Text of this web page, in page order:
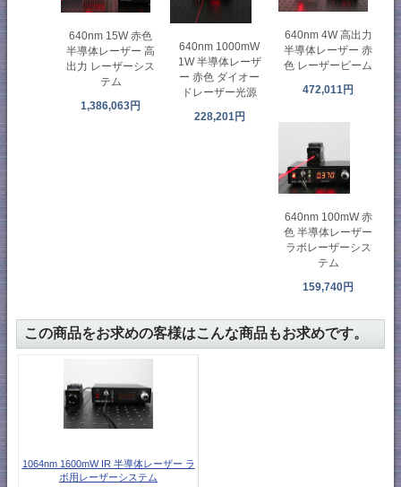
640nm 15W 赤色
半導体レーザー 高
出力 レーザーシス
テム
1,386,063円
640nm 1000mW
1W 半導体レーザ
ー 赤色 ダイオー
ドレーザー光源
228,201円
640nm 4W 高出力
半導体レーザー 赤
色 レーザービーム
472,011円
640nm 100mW 赤
色 半導体レーザー
ラボレーザーシス
テム
159,740円
この商品をお求めの客様はこんな商品もお求めです。
1064nm 1600mW IR 半導体レーザー ラ
ボ用レーザーシステム